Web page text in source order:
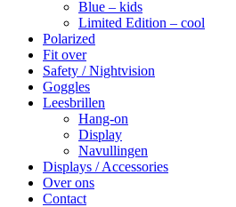
Blue – kids
Limited Edition – cool
Polarized
Fit over
Safety / Nightvision
Goggles
Leesbrillen
Hang-on
Display
Navullingen
Displays / Accessories
Over ons
Contact